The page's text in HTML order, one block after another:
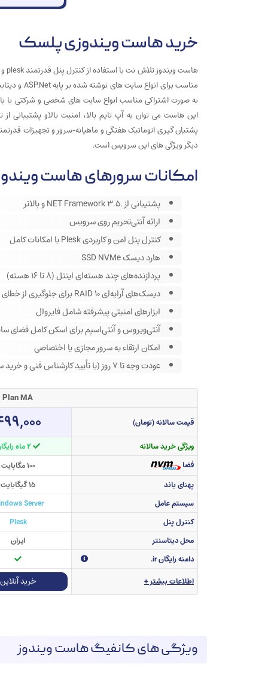
خرید هاست ویندوزی پلسک
به صورت اشتراکی مناسب انواع سایت های شخصی و شرکتی با
این هاست می توان به آپ تایم بالا، امنیت بالاو پشتیبانی از
پشتیان گیری اتوماتیک هفتگی و ماهیانه-سرور و تجهیزات
دیگر ویژگی های این سرویس است.
امکانات سرورهای هاست
پشتیبانی از .NET Framework 3.5 و بالاتر
ارائه آنتی‌تحریم روی سرویس
کنترل پنل امن و کاربردی Plesk با امکانات کامل
هارد دیسک SSD NVMe
پردازنده‌های چند هسته‌ای اینتل (۸ تا ۱۶ هسته)
دیسک‌های آرایه‌ای RAID 10 برای جلوگیری از خطای دیسک
ابزارهای امنیتی پیشرفته شامل فایروال
آنتی‌ویروس و آنتی‌اسپم برای اسکن کامل فضای
امکان ارتقاء به سرور مجازی یا اختصاصی
عودت وجه تا ۷ روز (با تأیید کارشناس فنی و خرید سالیانه)
Plan MA
قیمت سالانه (تومان)
ویژگی خرید سالانه
فضا
۱۰۰ مگابایت
پهنای باند
۱۵ گیگابایت
سیستم عامل
Server
کنترل پنل
Plesk
محل دیتاسنتر
ایران
دامنه رایگان ir.
اطلاعات بیشتر +
خرید آنلاین
ویژگی های کانفیگ هاست ویندوز